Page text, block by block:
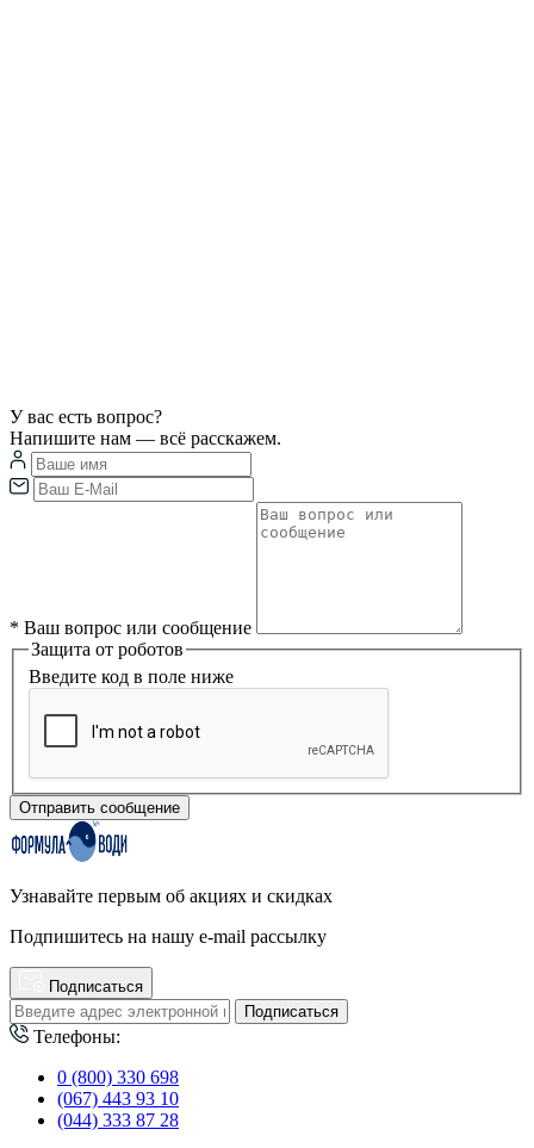
У вас есть вопрос?
Напишите нам — всё расскажем.
* Ваш вопрос или сообщение
Защита от роботов
Введите код в поле ниже
Отправить сообщение
Узнавайте первым об акциях и скидках
Подпишитесь на нашу e-mail рассылку
Подписаться
Подписаться
Телефоны:
0 (800) 330 698
(067) 443 93 10
(044) 333 87 28